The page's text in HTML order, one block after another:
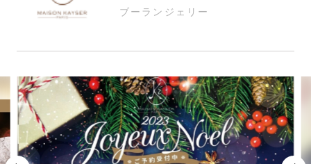
ブーランジェリー